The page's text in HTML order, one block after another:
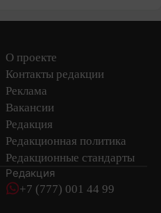
О проекте
Контакты редакции
Реклама
Вакансии
Редакция
Редакционная политика
Редакционные стандарты
Редакция
+7 (777) 001 44 99